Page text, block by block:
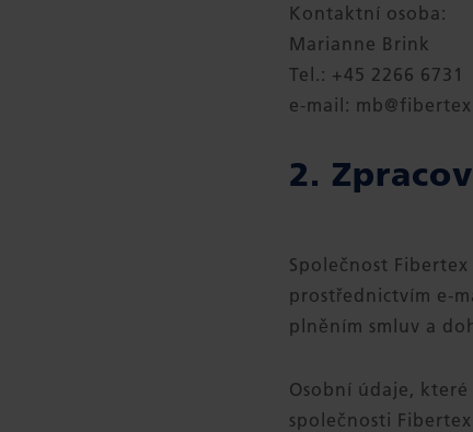
Kontaktní osoba:
Marianne Brink
Tel.: +45 2266 6731
e-mail:
2.
Společnost
prostřednictvím e-
plněním smluv a
Osobní údaje,
společnosti